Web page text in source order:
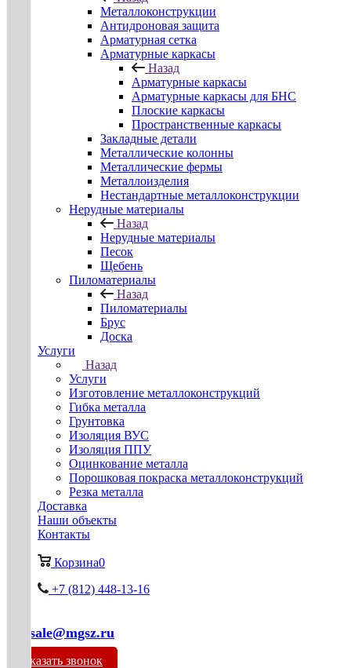
Металлоконструкции
Антидроновая защита
Арматурная сетка
Арматурные каркасы
Назад
Арматурные каркасы
Арматурные каркасы для БНС
Плоские каркасы
Пространственные каркасы
Закладные детали
Металлические колонны
Металлические фермы
Металлоизделия
Нестандартные металлоконструкции
Нерудные материалы
Назад
Нерудные материалы
Песок
Щебень
Пиломатериалы
Назад
Пиломатериалы
Брус
Доска
Услуги
Назад
Услуги
Изготовление металлоконструкций
Гибка металла
Грунтовка
Изоляция ВУС
Изоляция ППУ
Оцинкование металла
Порошковая покраска металлоконструкций
Резка металла
Доставка
Наши объекты
Контакты
Корзина0
+7 (812) 448-13-16
mg-sale@mgsz.ru
Заказать звонок